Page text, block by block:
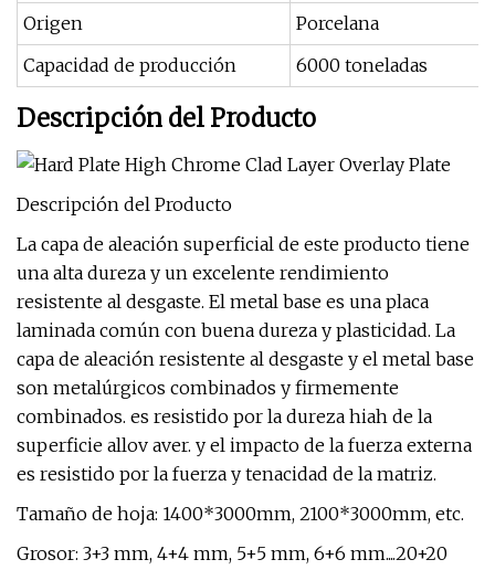
Origen
Porcelana
Capacidad de producción
6000 toneladas
Descripción del Producto
Descripción del Producto
La capa de aleación superficial de este producto tiene
una alta dureza y un excelente rendimiento
resistente al desgaste. El metal base es una placa
laminada común con buena dureza y plasticidad. La
capa de aleación resistente al desgaste y el metal base
son metalúrgicos combinados y firmemente
combinados. es resistido por la dureza hiah de la
superficie allov aver. y el impacto de la fuerza externa
es resistido por la fuerza y ​​tenacidad de la matriz.
Tamaño de hoja: 1400*3000mm, 2100*3000mm, etc.
Grosor: 3+3 mm, 4+4 mm, 5+5 mm, 6+6 mm....20+20